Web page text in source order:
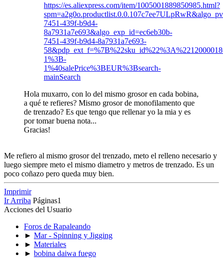
https://es.aliexpress.com/item/1005001889850985.html?
7451-439f-b9d4-
8a7931a7e693&algo_exp_id=ec6eb30b-
7451-439f-b9d4-8a7931a7e693-
1%3B-
1%40salePrice%3BEUR%3Bsearch-
mainSearch
Hola muxarro, con lo del mismo grosor en cada bobina,
a qué te refieres? Mismo grosor de monofilamento que
de trenzado? Es que tengo que rellenar yo la mia y es
por tomar buena nota...
Gracias!
Me refiero al mismo grosor del trenzado, meto el relleno necesario y
luego siempre meto el mismo diametro y metros de trenzado. Es un
poco coñazo pero queda muy bien.
Imprimir
Ir Arriba Páginas1
Acciones del Usuario
Foros de Rapaleando
► Mar - Spinning y Jigging
► Materiales
► bobina daiwa fuego